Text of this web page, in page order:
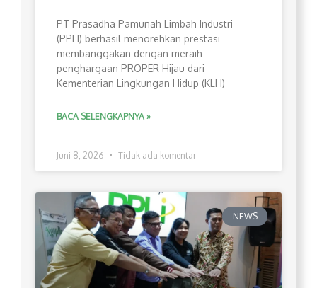
PT Prasadha Pamunah Limbah Industri
(PPLI) berhasil menorehkan prestasi
membanggakan dengan meraih
penghargaan PROPER Hijau dari
Kementerian Lingkungan Hidup (KLH)
BACA SELENGKAPNYA »
Juni 8, 2026 Tidak ada komentar
NEWS